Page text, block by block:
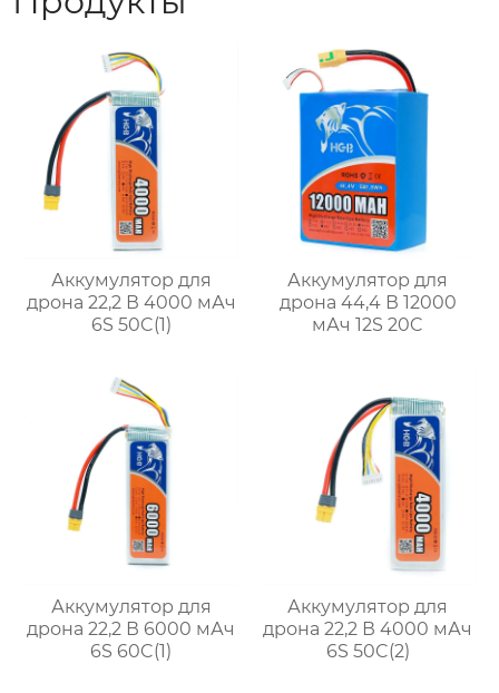
Аккумулятор для
дрона 22,2 В 4000 мАч
6S 50C(1)
Аккумулятор для
дрона 44,4 В 12000
мАч 12S 20C
Аккумулятор для
дрона 22,2 В 6000 мАч
6S 60C(1)
Аккумулятор для
дрона 22,2 В 4000 мАч
6S 50C(2)